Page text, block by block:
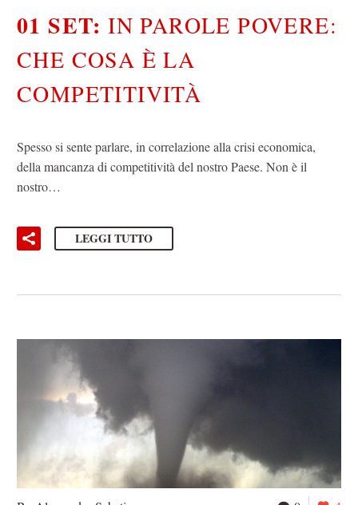
01 SET:IN PAROLE POVERE:
CHE COSA È LA
COMPETITIVITÀ
Spesso si sente parlare, in correlazione alla crisi economica,
della mancanza di competitività del nostro Paese. Non è il
nostro…
LEGGI TUTTO